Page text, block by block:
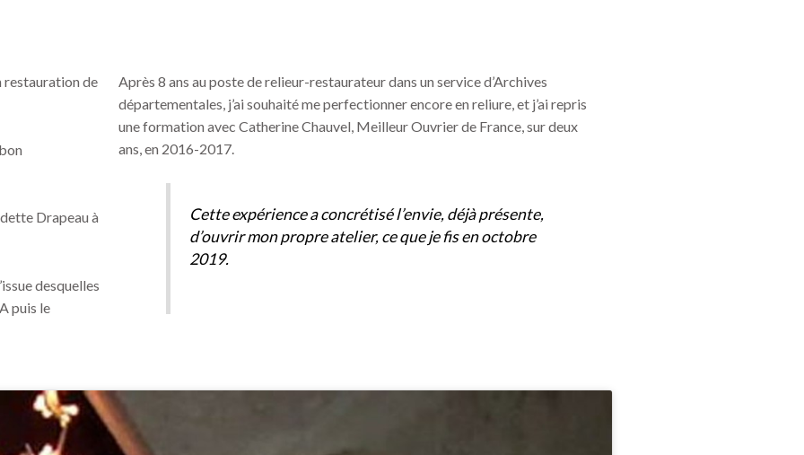
restauration de
Drapeau à
desquelles
puis le
Après 8 ans au poste de relieur-restaurateur dans un service d’Archives
départementales, j’ai souhaité me perfectionner encore en reliure, et j’ai repris
une formation avec Catherine Chauvel, Meilleur Ouvrier de France, sur deux
ans, en 2016-2017.
Cette expérience a concrétisé l’envie, déjà présente,
d’ouvrir mon propre atelier, ce que je fis en octobre
2019.